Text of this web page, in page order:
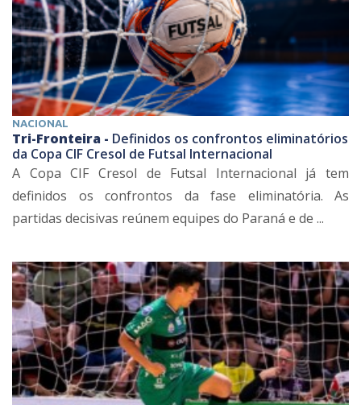
NACIONAL
Tri-Fronteira - Definidos os confrontos eliminatórios
da Copa CIF Cresol de Futsal Internacional
A Copa CIF Cresol de Futsal Internacional já tem
definidos os confrontos da fase eliminatória. As
partidas decisivas reúnem equipes do Paraná e de ...